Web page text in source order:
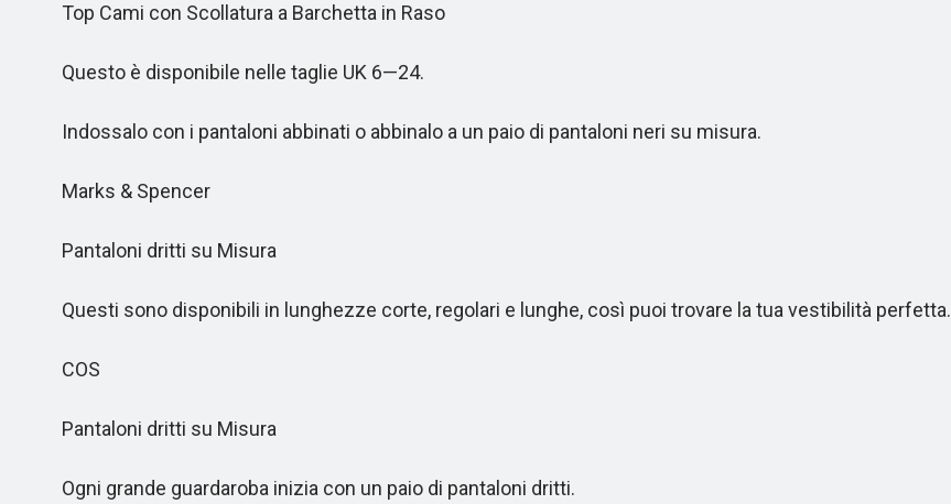
Top Cami con Scollatura a Barchetta in Raso
Questo è disponibile nelle taglie UK 6—24.
Indossalo con i pantaloni abbinati o abbinalo a un paio di pantaloni neri su misura.
Marks & Spencer
Pantaloni dritti su Misura
Questi sono disponibili in lunghezze corte, regolari e lunghe, così puoi trovare la tua vestibilità perfetta.
COS
Pantaloni dritti su Misura
Ogni grande guardaroba inizia con un paio di pantaloni dritti.